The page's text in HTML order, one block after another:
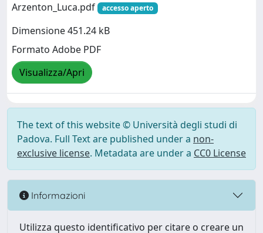
Arzenton_Luca.pdf
accesso aperto
Dimensione 451.24 kB
Formato Adobe PDF
Visualizza/Apri
The text of this website © Università degli studi di
Padova. Full Text are published under a non-
exclusive license. Metadata are under a CC0 License
Informazioni
Utilizza questo identificativo per citare o creare un